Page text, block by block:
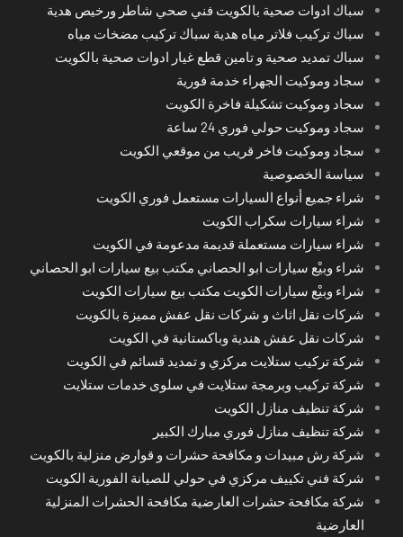
سباك ادوات صحية بالكويت فني صحي شاطر ورخيص هدية
سباك تركيب فلاتر مياه هدية سباك تركيب مضخات مياه
سباك تمديد صحية و تامين قطع غيار ادوات صحية بالكويت
سجاد وموكيت الجهراء خدمة فورية
سجاد وموكيت تشكيلة فاخرة الكويت
سجاد وموكيت حولي فوري 24 ساعة
سجاد وموكيت فاخر قريب من موقعي الكويت
سياسة الخصوصية
شراء جميع أنواع السيارات مستعمل فوري الكويت
شراء سيارات سكراب الكويت
شراء سيارات مستعملة قديمة مدعومة في الكويت
شراء وبيْع سيارات ابو الحصاني مكتب بيع سيارات ابو الحصاني
شراء وبيْع سيارات الكويت مكتب بيع سيارات الكويت
شركات نقل اثاث و شركات نقل عفش مميزة بالكويت
شركات نقل عفش هندية وباكستانية في الكويت
شركة تركيب ستلايت مركزي و تمديد قسائم في الكويت
شركة تركيب وبرمجة ستلايت في سلوى خدمات ستلايت
شركة تنظيف منازل الكويت
شركة تنظيف منازل فوري مبارك الكبير
شركة رش مبيدات و مكافحة حشرات و قوارض منزلية بالكويت
شركة فني تكييف مركزي في حولي للصيانة الفورية الكويت
شركة مكافحة حشرات العارضية مكافحة الحشرات المنزلية
العارضية